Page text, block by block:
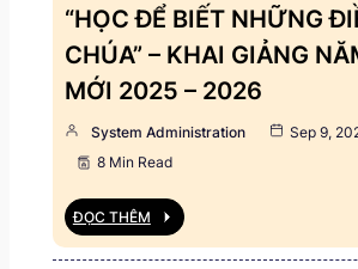
“HỌC ĐỂ BIẾT NHỮNG
CHÚA” – KHAI GIẢNG
MỚI 2025 – 2026
System Administration
Sep 9,
8 Min Read
ĐỌC THÊM